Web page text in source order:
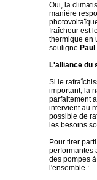
Oui, la
manière
fraîcheur est
thermique en
souligne
L'alliance du
Si le
important, la
parfaitement
intervient au
possible de
les besoins
Pour tirer
performantes
des pompes
l'ensemble :